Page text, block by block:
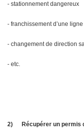
- stationnement dangereux
- franchissement d’une
- changement de direction
- etc.
2) Récupérer un permis